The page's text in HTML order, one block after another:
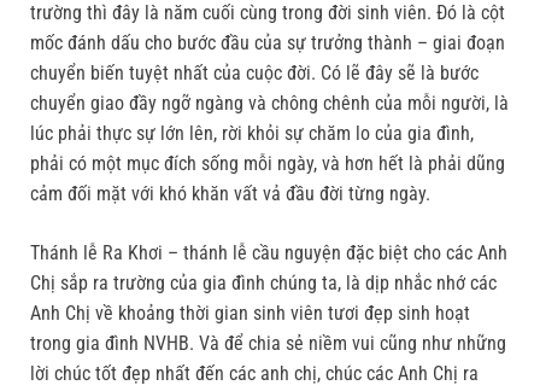
trường thì đây là năm cuối cùng trong đời sinh viên. Đó là cột
mốc đánh dấu cho bước đầu của sự trưởng thành – giai đoạn
chuyển biến tuyệt nhất của cuộc đời. Có lẽ đây sẽ là bước
chuyển giao đầy ngỡ ngàng và chông chênh của mỗi người, là
lúc phải thực sự lớn lên, rời khỏi sự chăm lo của gia đình,
phải có một mục đích sống mỗi ngày, và hơn hết là phải dũng
cảm đối mặt với khó khăn vất vả đầu đời từng ngày.
Thánh lễ Ra Khơi – thánh lễ cầu nguyện đặc biệt cho các Anh
Chị sắp ra trường của gia đình chúng ta, là dịp nhắc nhớ các
Anh Chị về khoảng thời gian sinh viên tươi đẹp sinh hoạt
trong gia đình NVHB. Và để chia sẻ niềm vui cũng như những
lời chúc tốt đẹp nhất đến các anh chị, chúc các Anh Chị ra